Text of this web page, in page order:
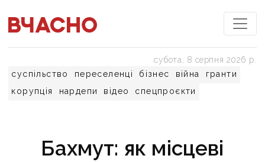
суспільство переселенці бізнес війна
гранти
корупція
нардепи відео спецпроєкти
субота, 8 серпня 2026 р.
Бахмут: як місцеві